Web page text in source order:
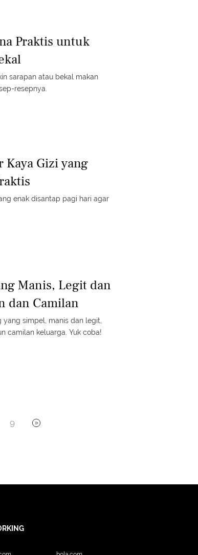
Praktis untuk
sarapan atau bekal makan
resepnya.
Kaya Gizi yang
enak disantap pagi hari agar
Manis, Legit dan
dan Camilan
yang simpel, manis dan legit,
camilan keluarga. Yuk coba!
9